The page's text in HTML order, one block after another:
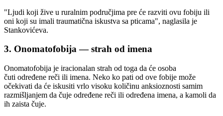
"Ljudi koji žive u ruralnim područjima pre će razviti ovu fobiju ili
oni koji su imali traumatična iskustva sa pticama", naglasila je
Stankovićeva.
3. Onomatofobija — strah od imena
Onomatofobija je iracionalan strah od toga da će osoba
čuti određene reči ili imena. Neko ko pati od ove fobije može
očekivati da će iskusiti vrlo visoku količinu anksioznosti samim
razmišljanjem da čuje određene reči ili određena imena, a kamoli da
ih zaista čuje.